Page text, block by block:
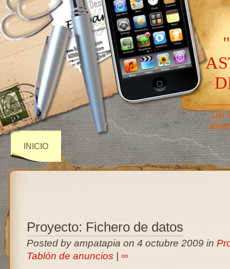
Un
INICIO
Proyecto: Fichero de datos
Posted by ampatapia on 4 octubre 2009 in
Tablón de anuncios
∞